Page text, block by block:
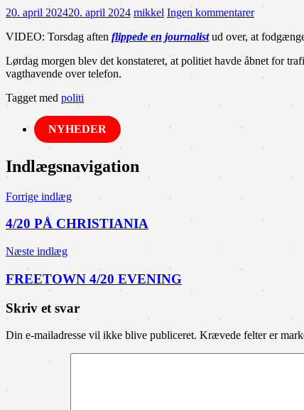
20. april 202420. april 2024 mikkel Ingen kommentarer
VIDEO: Torsdag aften flippede en journalist ud over, at
Lørdag morgen blev det konstateret, at politiet havde åbnet for
vagthavende over telefon.
Tagget med politi
NYHEDER
Indlægsnavigation
Forrige indlæg
4/20 PÅ CHRISTIANIA
Næste indlæg
FREETOWN 4/20 EVENING
Skriv et svar
Din e-mailadresse vil ikke blive publiceret. Krævede felter er